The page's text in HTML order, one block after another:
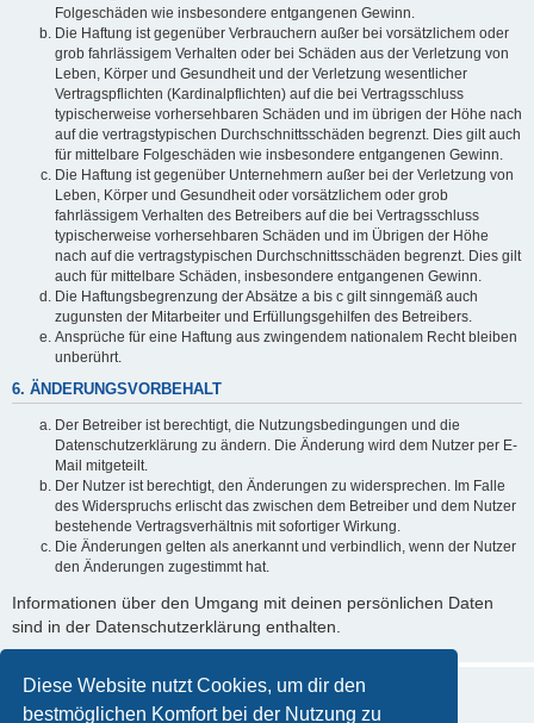
Diese Website nutzt Cookies, um dir den
bestmöglichen Komfort bei der Nutzung zu
Folgeschäden wie insbesondere entgangenen Gewinn.
Die Haftung ist gegenüber Verbrauchern außer bei vorsätzlichem oder
grob fahrlässigem Verhalten oder bei Schäden aus der Verletzung von
Leben, Körper und Gesundheit und der Verletzung wesentlicher
Vertragspflichten (Kardinalpflichten) auf die bei Vertragsschluss
typischerweise vorhersehbaren Schäden und im übrigen der Höhe nach
auf die vertragstypischen Durchschnittsschäden begrenzt. Dies gilt auch
für mittelbare Folgeschäden wie insbesondere entgangenen Gewinn.
Die Haftung ist gegenüber Unternehmern außer bei der Verletzung von
Leben, Körper und Gesundheit oder vorsätzlichem oder grob
fahrlässigem Verhalten des Betreibers auf die bei Vertragsschluss
typischerweise vorhersehbaren Schäden und im Übrigen der Höhe
nach auf die vertragstypischen Durchschnittsschäden begrenzt. Dies gilt
auch für mittelbare Schäden, insbesondere entgangenen Gewinn.
Die Haftungsbegrenzung der Absätze a bis c gilt sinngemäß auch
zugunsten der Mitarbeiter und Erfüllungsgehilfen des Betreibers.
Ansprüche für eine Haftung aus zwingendem nationalem Recht bleiben
unberührt.
6. ÄNDERUNGSVORBEHALT
Der Betreiber ist berechtigt, die Nutzungsbedingungen und die
Datenschutzerklärung zu ändern. Die Änderung wird dem Nutzer per E-
Mail mitgeteilt.
Der Nutzer ist berechtigt, den Änderungen zu widersprechen. Im Falle
des Widerspruchs erlischt das zwischen dem Betreiber und dem Nutzer
bestehende Vertragsverhältnis mit sofortiger Wirkung.
Die Änderungen gelten als anerkannt und verbindlich, wenn der Nutzer
den Änderungen zugestimmt hat.
Informationen über den Umgang mit deinen persönlichen Daten
sind in der Datenschutzerklärung enthalten.